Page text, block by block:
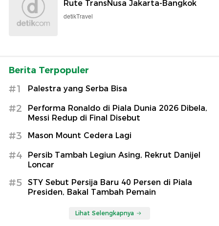
Rute TransNusa Jakarta-Bangkok
detikTravel
Berita Terpopuler
#1 Palestra yang Serba Bisa
#2
Performa Ronaldo di Piala Dunia 2026 Dibela,
Messi Redup di Final Disebut
#3 Mason Mount Cedera Lagi
#4
Persib Tambah Legiun Asing, Rekrut Danijel
Loncar
#5
STY Sebut Persija Baru 40 Persen di Piala
Presiden, Bakal Tambah Pemain
Lihat Selengkapnya